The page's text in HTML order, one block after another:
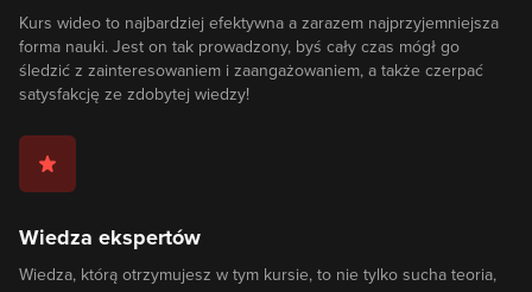
Kurs wideo to najbardziej efektywna a zarazem najprzyjemniejsza
forma nauki. Jest on tak prowadzony, byś cały czas mógł go
śledzić z zainteresowaniem i zaangażowaniem, a także czerpać
satysfakcję ze zdobytej wiedzy!
Wiedza ekspertów
Wiedza, którą otrzymujesz w tym kursie, to nie tylko sucha teoria,